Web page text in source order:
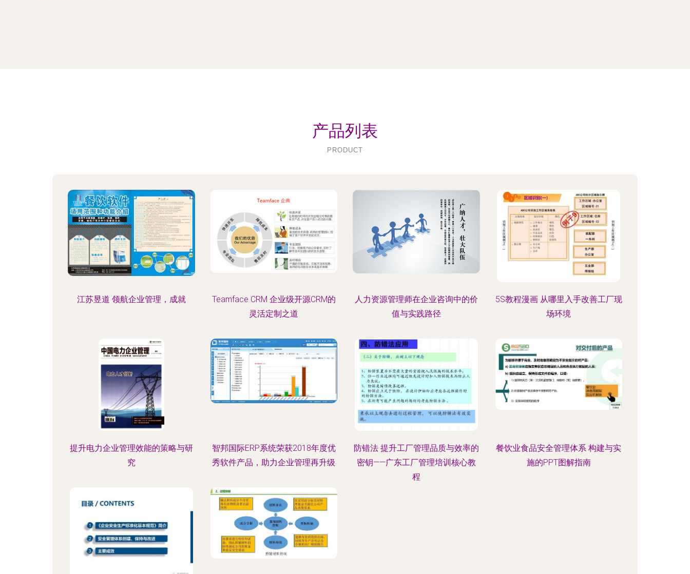
产品列表
PRODUCT
江苏昱道 领航企业管理，成就
Teamface CRM 企业级开源CRM的
灵活定制之道
人力资源管理师在企业咨询中的价
值与实践路径
5S教程漫画 从哪里入手改善工厂现
场环境
提升电力企业管理效能的策略与研
究
智邦国际ERP系统荣获2018年度优
秀软件产品，助力企业管理再升级
防错法 提升工厂管理品质与效率的
密钥——广东工厂管理培训核心教
程
餐饮业食品安全管理体系 构建与实
施的PPT图解指南